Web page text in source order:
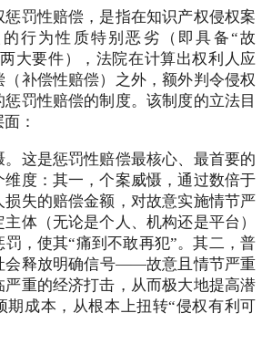
罚性赔偿，是指在知识产权侵权案
行为性质特别恶劣（即具备“故
大要件），法院在计算出权利人应
补偿性赔偿）之外，额外判令侵权
惩罚性赔偿的制度。该制度的立法目
：
这是惩罚性赔偿最核心、最首要的
维度：其一，个案威慑，通过数倍于
损失的赔偿金额，对故意实施情节严
体（无论是个人、机构还是平台）
，使其“痛到不敢再犯”。其二，普
会释放明确信号——故意且情节严重
严重的经济打击，从而极大地提高潜
期成本，从根本上扭转“侵权有利可